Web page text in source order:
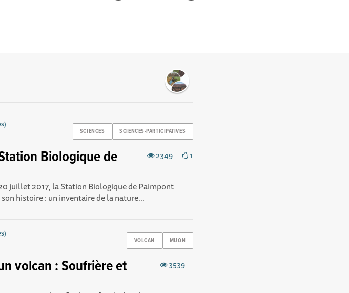
SCIENCES SCIENCES-PARTICIPATIVES
2349 1
Biologique de
juillet 2017, la Station Biologique de Paimpont
histoire : un inventaire de la nature...
VOLCAN MUON
3539
volcan : Soufrière et